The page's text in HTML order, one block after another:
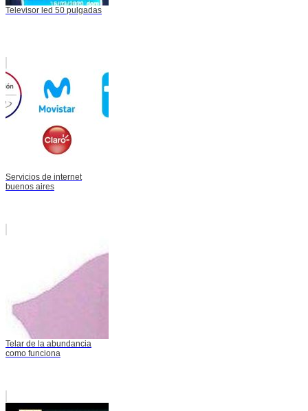
Televisor led 50 pulgadas
Servicios de internet
buenos aires
Telar de la abundancia
como funciona